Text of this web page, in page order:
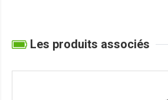
Les produits associés